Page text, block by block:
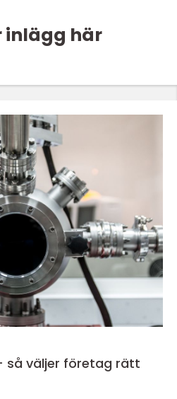
inlägg här
så väljer företag rätt